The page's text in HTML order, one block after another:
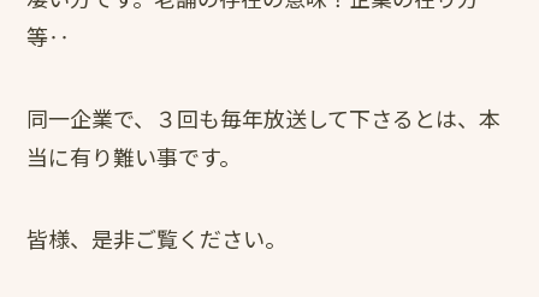
等‥
同一企業で、３回も毎年放送して下さるとは、本
当に有り難い事です。
皆様、是非ご覧ください。